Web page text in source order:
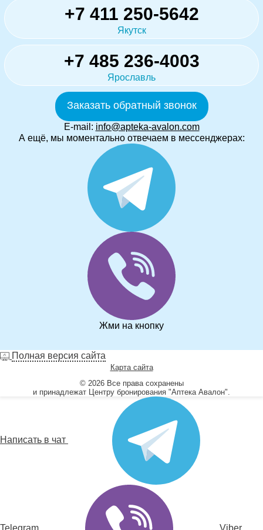
+7 411 250-5642
Якутск
+7 485 236-4003
Ярославль
Заказать обратный звонок
E-mail: info@apteka-avalon.com
А ещё, мы моментально отвечаем в мессенджерах:
Жми на кнопку
Полная версия сайта
Карта сайта
© 2026 Все права сохранены
и принадлежат Центру бронирования "Аптека Авалон".
Написать в чат
Telegram Viber